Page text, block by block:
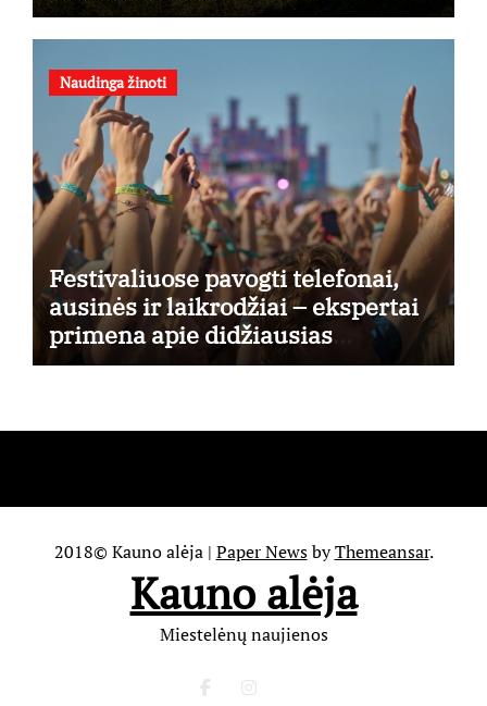
Naudinga žinoti
Festivaliuose pavogti telefonai,
ausinės ir laikrodžiai – ekspertai
primena apie didžiausias
finansines rizikas
2018© Kauno alėja | Paper NewsbyThemeansar.
Kauno alėja
Miestelėnų naujienos